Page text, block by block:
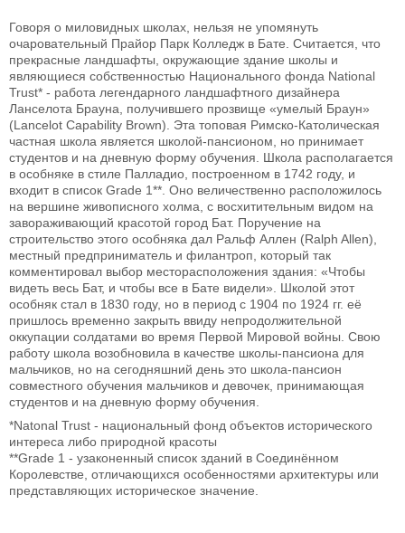
Говоря о миловидных школах, нельзя не упомянуть
очаровательный Прайор Парк Колледж в Бате. Считается, что
прекрасные ландшафты, окружающие здание школы и
являющиеся собственностью Национального фонда National
Trust* - работа легендарного ландшафтного дизайнера
Ланселота Брауна, получившего прозвище «умелый Браун»
(Lancelot Capability Brown). Эта топовая Римско-Католическая
частная школа является школой-пансионом, но принимает
студентов и на дневную форму обучения. Школа располагается
в особняке в стиле Палладио, построенном в 1742 году, и
входит в список Grade 1**. Оно величественно расположилось
на вершине живописного холма, с восхитительным видом на
завораживающий красотой город Бат. Поручение на
строительство этого особняка дал Ральф Аллен (Ralph Allen),
местный предприниматель и филантроп, который так
комментировал выбор месторасположения здания: «Чтобы
видеть весь Бат, и чтобы все в Бате видели». Школой этот
особняк стал в 1830 году, но в период с 1904 по 1924 гг. её
пришлось временно закрыть ввиду непродолжительной
оккупации солдатами во время Первой Мировой войны. Свою
работу школа возобновила в качестве школы-пансиона для
мальчиков, но на сегодняшний день это школа-пансион
совместного обучения мальчиков и девочек, принимающая
студентов и на дневную форму обучения.
*Natonal Trust - национальный фонд объектов исторического
интереса либо природной красоты
**Grade 1 - узаконенный список зданий в Соединённом
Королевстве, отличающихся особенностями архитектуры или
представляющих историческое значение.